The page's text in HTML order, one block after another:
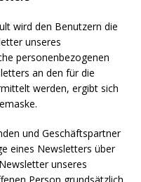
wird den Benutzern die
unseres
personenbezogenen
an den für die
werden, ergibt sich
und Geschäftspartner
eines Newsletters über
unseres